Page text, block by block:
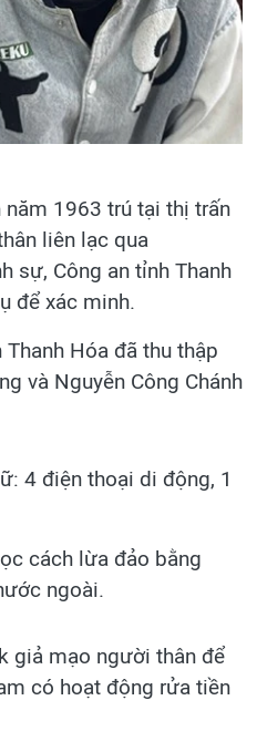
1963 trú tại thị trấn
liên lạc qua
sự, Công an tỉnh Thanh
để xác minh.
Hóa đã thu thập
và Nguyễn Công Chánh
4 điện thoại di động, 1
cách lừa đảo bằng
ngoài.
giả mạo người thân để
có hoạt động rửa tiền